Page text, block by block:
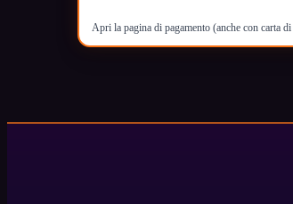
Apri la pagina di pagamento (anche con carta